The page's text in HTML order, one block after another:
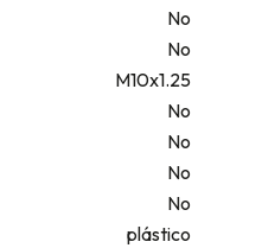
No
No
M10x1.25
No
No
No
No
plástico